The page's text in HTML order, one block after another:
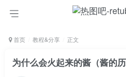
首页 教程&分享 正文
为什么会火起来的酱（酱的历